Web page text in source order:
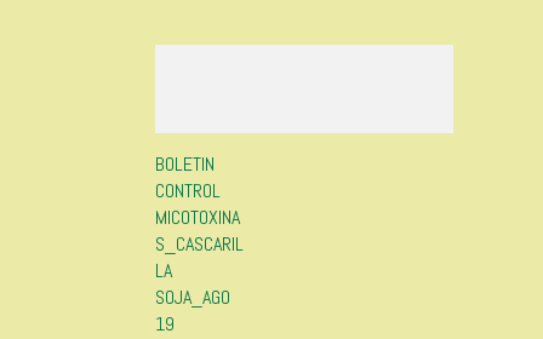
BOLETIN
CONTROL
MICOTOXINA
S_CASCARIL
LA
SOJA_AGO
19